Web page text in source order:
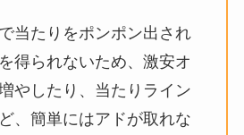
当たりをポンポン出され
得られないため、激安オ
やしたり、当たりライン
、簡単にはアドが取れな